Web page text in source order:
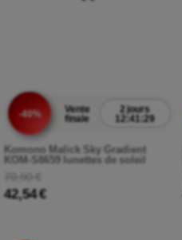
-40%
Vente
finale
2 jours
12:41:27
Komono Malick Sky Gradient
KOM-S8659 lunettes de soleil
70,90 €
42,54 €